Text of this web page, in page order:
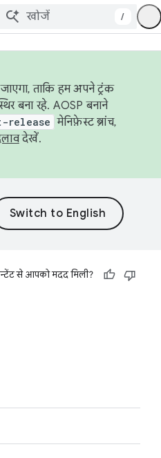
/
ताकि हम अपने ट्रंक
बना रहे. AOSP बनाने
release मेनिफ़ेस्ट ब्रांच,
देखें.
से आपको मदद मिली?